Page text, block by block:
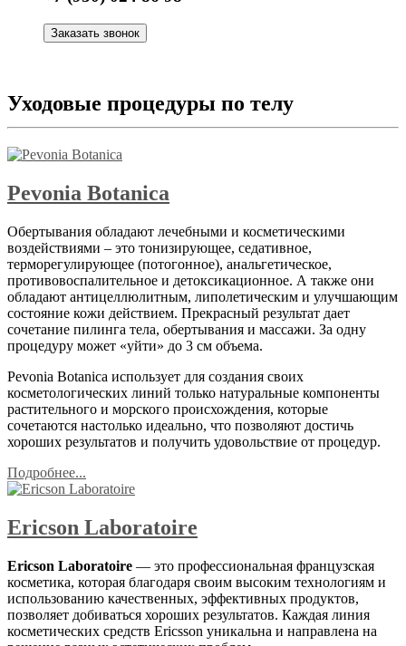
Заказать звонок
Уходовые процедуры по телу
Pevonia Botanica
Обертывания обладают лечебными и косметическими
воздействиями – это тонизирующее, седативное,
терморегулирующее (потогонное), анальгетическое,
противовоспалительное и детоксикационное. А также они
обладают антицеллюлитным, липолетическим и улучшающим
состояние кожи действием. Прекрасный результат дает
сочетание пилинга тела, обертывания и массажи. За одну
процедуру может «уйти» до 3 см объема.
Pevonia Botanica использует для создания своих
косметологических линий только натуральные компоненты
растительного и морского происхождения, которые
сочетаются настолько идеально, что позволяют достичь
хороших результатов и получить удовольствие от процедур.
Подробнее...
Ericson Laboratoire
Ericson Laboratoire — это профессиональная французская
косметика, которая благодаря своим высоким технологиям и
использованию качественных, эффективных продуктов,
позволяет добиваться хороших результатов. Каждая линия
косметических средств Ericsson уникальна и направлена на